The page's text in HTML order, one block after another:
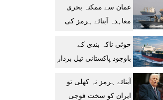
عمان سے ممکنہ بحری
معاہدہ آبنائے ہرمز کی
نہیں: ایران
حوثی ناکہ بندی کے
باوجود پاکستانی تیل بردار
نکلنے میں کامیاب
آبنائے ہرمز نہ کھلی تو
ایران کو سخت فوجی